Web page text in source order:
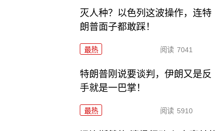
灭人种？以色列这波操作，连特
朗普面子都敢踩！
最热 阅读 7041
特朗普刚说要谈判，伊朗又是反
手就是一巴掌！
最热 阅读 5910